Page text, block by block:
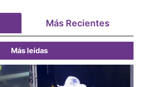
Más Recientes
Más leídas